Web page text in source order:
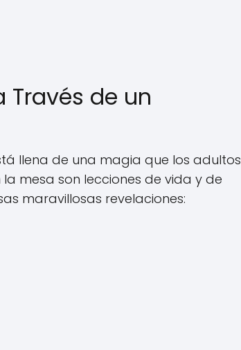
Través de un
llena de una magia que los adultos
mesa son lecciones de vida y de
maravillosas revelaciones: